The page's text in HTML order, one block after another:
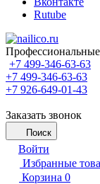
Rutube
+7 499-346-63-63
+7 499-346-63-63
+7 926-649-01-43
Заказать звонок
Поиск
Войти
Избранные
Корзина 0